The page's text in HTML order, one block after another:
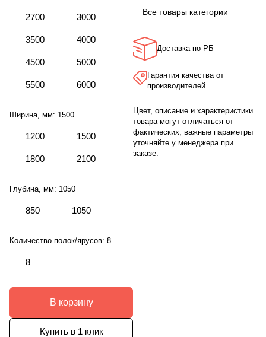
2700 3000
3500 4000
4500 5000
5500 6000
Ширина, мм: 1500
1200 1500
1800 2100
Глубина, мм: 1050
850 1050
Количество полок/ярусов: 8
8
В корзину
Купить в 1 клик
Все товары категории
Доставка по РБ
Гарантия качества от
производителей
Цвет, описание и характеристики
товара могут отличаться от
фактических, важные параметры
уточняйте у менеджера при
заказе.